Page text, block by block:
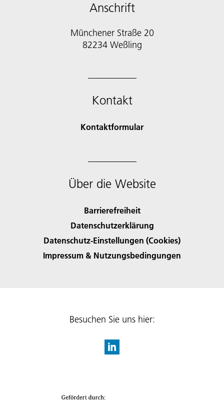
Anschrift
Münchener Straße 20
82234 Weßling
Kontakt
Kontaktformular
Über die Website
Barrierefreiheit
Datenschutzerklärung
Datenschutz-Einstellungen (Cookies)
Impressum & Nutzungsbedingungen
Besuchen Sie uns hier: